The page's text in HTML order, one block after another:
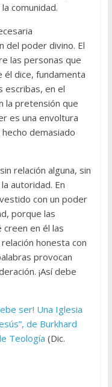
comunidad.
del poder divino. El
las personas que
él dice, fundamenta
escribas, en el
la pretensión que
es una envoltura
demasiado
relación alguna, sin
autoridad. En
con un poder
porque las
creen en él las
honesta con
provocan
¡Así debe
ser! Una Iglesia
de Burkhard
Teología (Dic.